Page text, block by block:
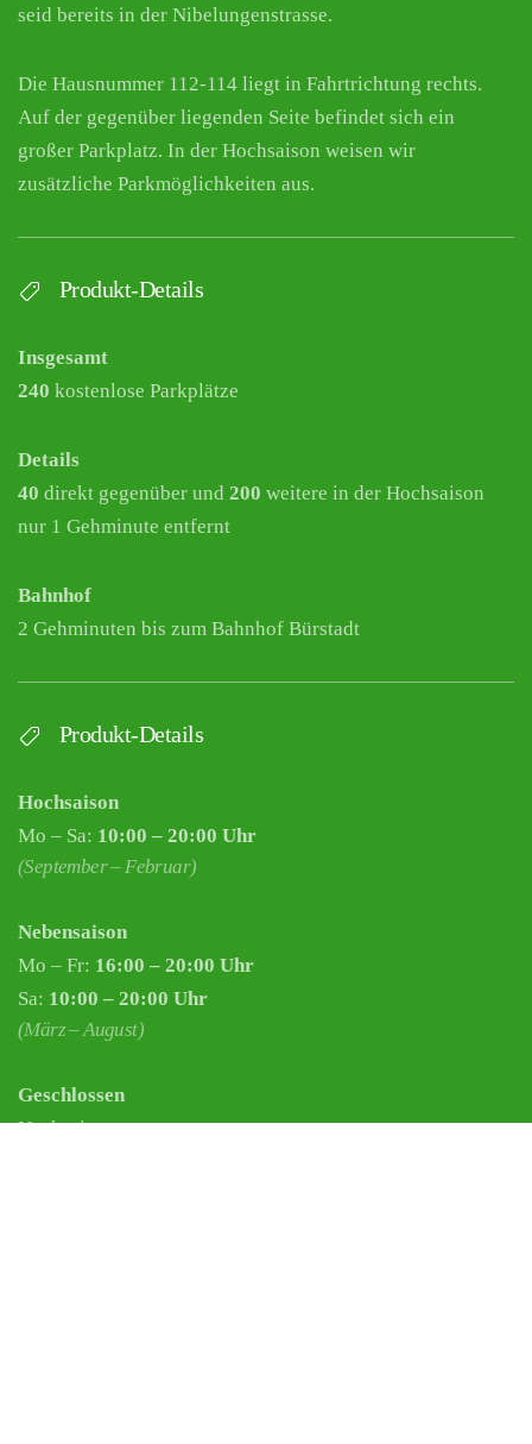
seid bereits in der Nibelungenstrasse.
Die Hausnummer 112-114 liegt in Fahrtrichtung rechts.
Auf der gegenüber liegenden Seite befindet sich ein
großer Parkplatz. In der Hochsaison weisen wir
zusätzliche Parkmöglichkeiten aus.
Produkt-Details
Insgesamt
240 kostenlose Parkplätze
Details
40 direkt gegenüber und 200 weitere in der Hochsaison
nur 1 Gehminute entfernt
Bahnhof
2 Gehminuten bis zum Bahnhof Bürstadt
Produkt-Details
Hochsaison
Mo – Sa: 10:00 – 20:00 Uhr
(September – Februar)
Nebensaison
Mo – Fr: 16:00 – 20:00 Uhr
Sa: 10:00 – 20:00 Uhr
(März – August)
Geschlossen
Nachsaisonpause: